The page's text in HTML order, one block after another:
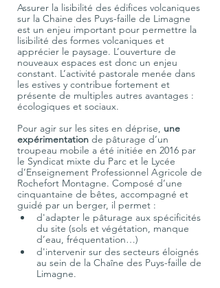
Assurer la lisibilité des édifices volcaniques
sur la Chaine des Puys-faille de Limagne
est un enjeu important pour permettre la
lisibilité des formes volcaniques et
apprécier le paysage. L’ouverture de
nouveaux espaces est donc un enjeu
constant. L’activité pastorale menée dans
les estives y contribue fortement et
présente de multiples autres avantages :
écologiques et sociaux.
Pour agir sur les sites en déprise, une
expérimentation de pâturage d’un
troupeau mobile a été initiée en 2016 par
le Syndicat mixte du Parc et le Lycée
d’Enseignement Professionnel Agricole de
Rochefort Montagne. Composé d’une
cinquantaine de bêtes, accompagné et
guidé par un berger, il permet :
d'adapter le pâturage aux spécificités
du site (sols et végétation, manque
d’eau, fréquentation…)
d'intervenir sur des secteurs éloignés
au sein de la Chaîne des Puys-faille de
Limagne.